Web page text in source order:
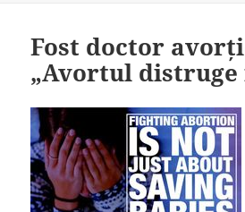
Fost doctor
„Avortul distruge